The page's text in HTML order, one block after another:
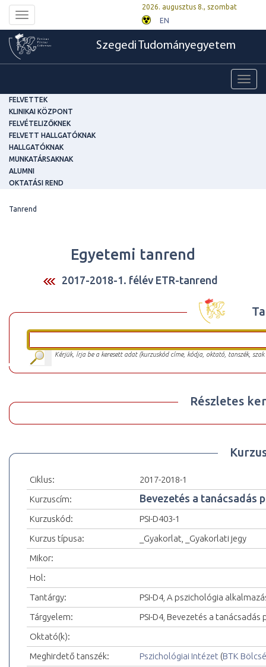
Toggle
navigation
2026. augusztus 8., szombat
EN
Szegedi Tudományegyetem
FELVETTEK
KLINIKAI KÖZPONT
FELVÉTELIZŐKNEK
FELVETT HALLGATÓKNAK
HALLGATÓKNAK
MUNKATÁRSAKNAK
ALUMNI
OKTATÁSI REND
Tanrend
Egyetemi tanrend
2017-2018-1. félév ETR-tanrend
Kérjük, írja be a keresett adat (kurzuskód címe, kódja, oktató, tanszék,
Részletes
Ciklus:
2017-2018-1
Kurzuscím:
Bevezetés a tanácsadás
Kurzuskód:
PSI-D403-1
Kurzus típusa:
_Gyakorlat, _Gyakorlati jegy
Mikor:
Hol:
Tantárgy:
PSI-D4, A pszichológia
Tárgyelem:
PSI-D4, Bevezetés a
Oktató(k):
Meghirdető tanszék:
Pszichológiai Intézet (BTK